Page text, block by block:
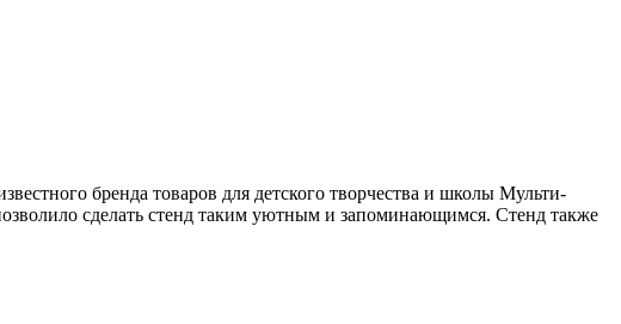
бренда товаров для детского творчества и школы Мульти-
сделать стенд таким уютным и запоминающимся. Стенд также